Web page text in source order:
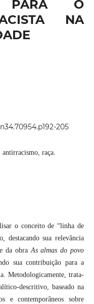
PARA O
NA
205
raça.
o conceito de “linha de
destacando sua relevância
da obraAs almas do povo
sua contribuição para a
Metodologicamente, trata-
descritivo, baseado na
e contemporâneos sobre